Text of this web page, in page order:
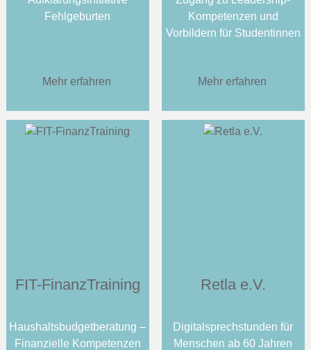
Fehlgeburten
Mehr erfahren
Kompetenzen und
Vorbildern für Studentinnen
Mehr erfahren
FIT-FinanzTraining
Haushaltsbudgetberatung –
Finanzielle Kompetenzen
Retla e.V.
Digitalsprechstunden für
Menschen ab 60 Jahren